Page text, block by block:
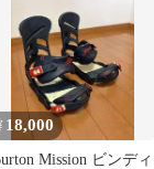
18,000
Mission ビンディ